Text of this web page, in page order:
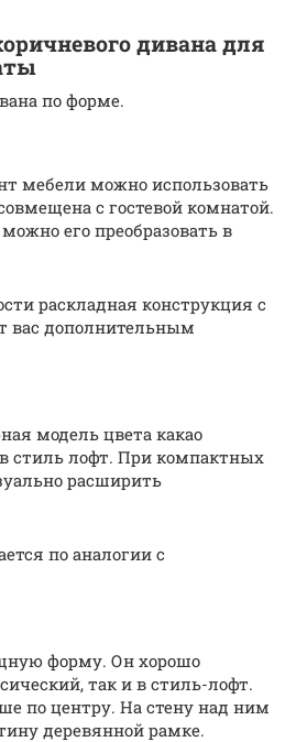
дивана для
по форме.
мебели можно использовать
с гостевой комнатой.
его преобразовать в
раскладная конструкция с
вас дополнительным
модель цвета какао
стиль лофт. При компактных
расширить
по аналогии с
форму. Он хорошо
так и в стиль-лофт.
по центру. На стену над ним
деревянной рамке.